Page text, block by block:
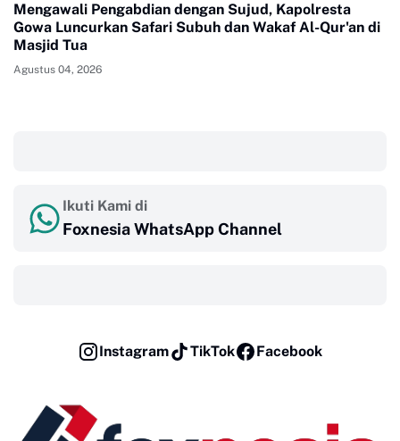
Mengawali Pengabdian dengan Sujud, Kapolresta
Gowa Luncurkan Safari Subuh dan Wakaf Al-Qur'an di
Masjid Tua
Agustus 04, 2026
Ikuti Kami di
Foxnesia WhatsApp Channel
Instagram TikTok Facebook